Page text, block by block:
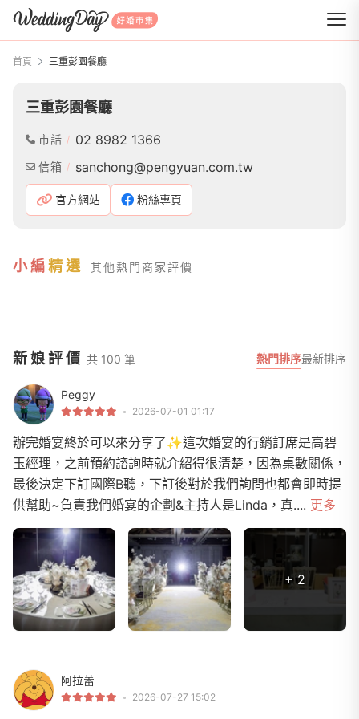
WeddingDay 好婚市集
首頁 三重彭園餐廳
三重彭園餐廳
市話 02 8982 1366
信箱 sanchong@pengyuan.com.tw
官方網站 粉絲專頁
小編精選 其他熱門商家評價
新娘評價 共 100 筆 熱門排序最新排序
Peggy
2026-07-01 01:17
辦完婚宴終於可以來分享了✨這次婚宴的行銷訂席是高碧
玉經理，之前預約諮詢時就介紹得很清楚，因為桌數關係，
最後決定下訂國際B聽，下訂後對於我們詢問也都會即時提
供幫助~負責我們婚宴的企劃&主持人是Linda，真.... 更多
+ 2
阿拉蕾
2026-07-27 15:02